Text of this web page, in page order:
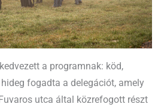
a programnak: köd,
fogadta a delegációt, amely
utca által közrefogott részt